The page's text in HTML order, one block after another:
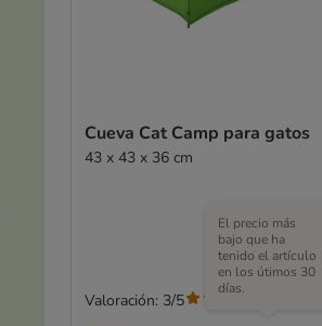
Cueva Cat Camp para gatos
43 x 43 x 36 cm
El precio más
bajo que ha
tenido el artículo
en los útimos 30
días.
Valoración: 3/5